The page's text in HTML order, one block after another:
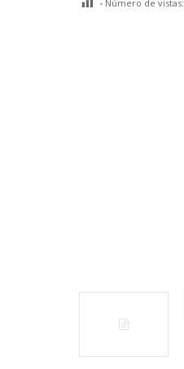
Número de vistas: